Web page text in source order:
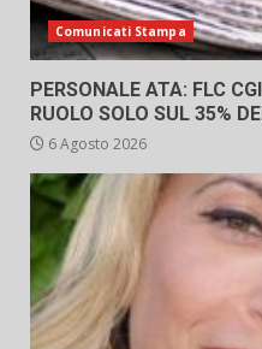
Comunicati Stampa
PERSONALE ATA: FLC
RUOLO SOLO SUL 35%
6 Agosto 2026